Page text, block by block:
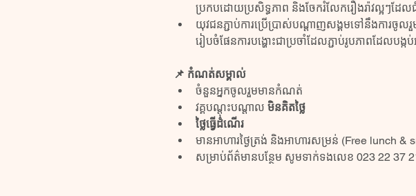
ប្រកបដោយប្រសិទ្ធភាព និងចែករំលែករឿងរ៉ាវល្អៗដ
យុវជនភ្ជាប់ការប្រើប្រាស់បណ្តាញសង្គមទៅនឹងការចូ
រៀបចំផែនការបង្ហោះជាប្រចាំដែលភ្ជាប់រូបភាពដែលប
📌 កំណត់សម្គាល់
ចំនួនអ្នកចូលរួមមានកំណត់
វគ្គបណ្តុះបណ្តាល មិនគិតថ្លៃ
ថ្លៃធ្វើដំណើរ
មានអាហារថ្ងៃត្រង់ និងអាហារសម្រន់ (Free lunch &
សម្រាប់ព័ត៌មានបន្ថែម សូមទាក់ទងលេខ 023 22 37